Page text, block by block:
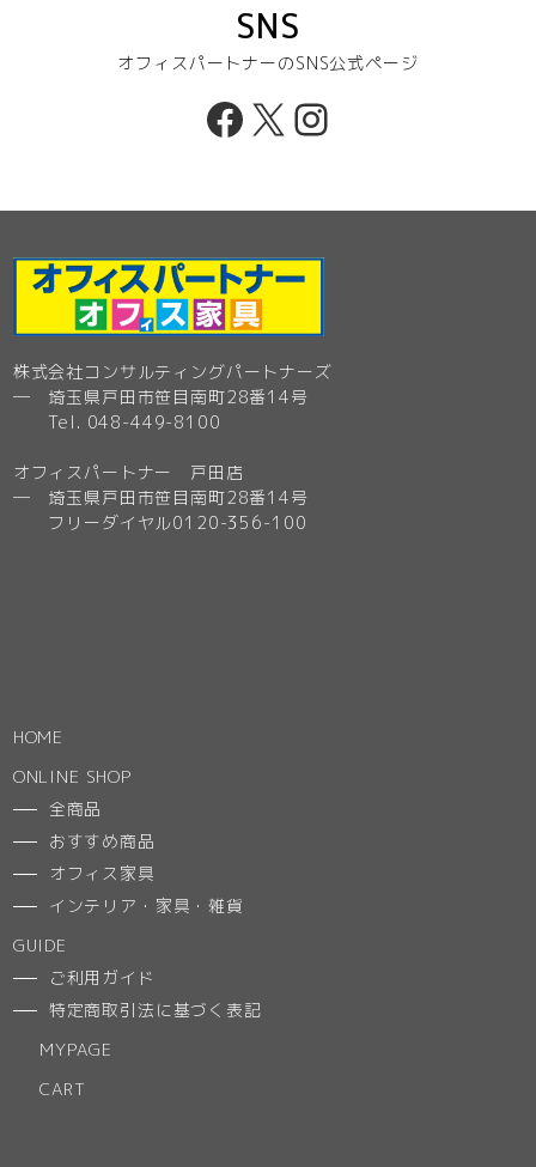
SNS
オフィスパートナーのSNS公式ページ
Facebook
X Instagram
株式会社コンサルティングパートナーズ
─ 埼玉県戸田市笹目南町28番14号
Tel. 048-449-8100
オフィスパートナー 戸田店
─ 埼玉県戸田市笹目南町28番14号
フリーダイヤル0120-356-100
HOME
ONLINE SHOP
全商品
おすすめ商品
オフィス家具
インテリア・家具・雑貨
GUIDE
ご利用ガイド
特定商取引法に基づく表記
MYPAGE
CART